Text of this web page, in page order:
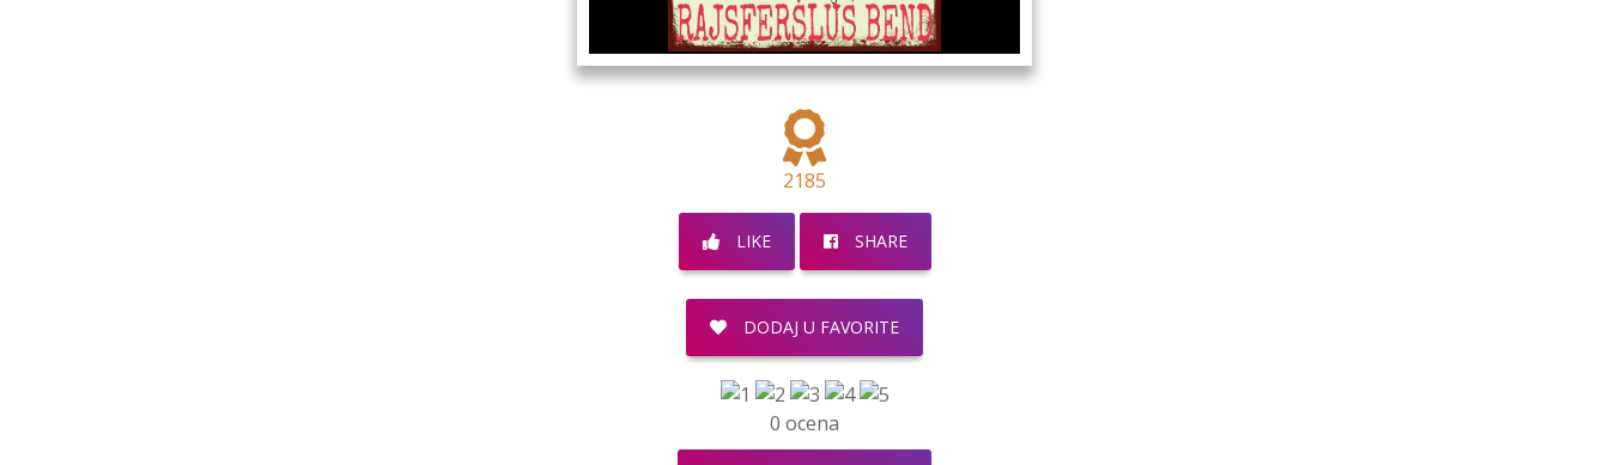
2185
LIKE SHARE
DODAJ U FAVORITE
0 ocena